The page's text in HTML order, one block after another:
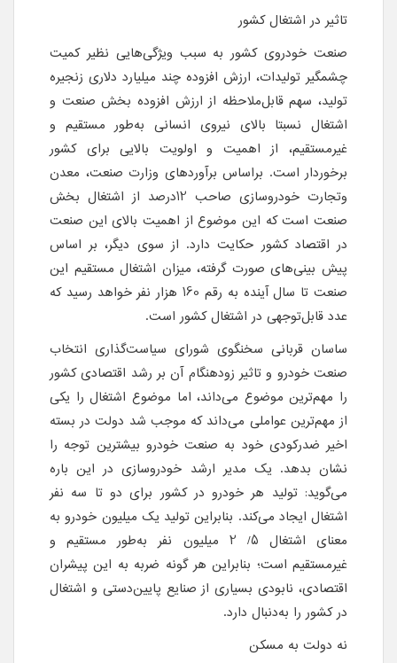
تاثیر در اشتغال کشور
صنعت خودروی کشور به سبب ویژگی‌هایی نظیر کمیت
چشمگیر تولیدات، ارزش افزوده چند میلیارد دلاری زنجیره
تولید، سهم قابل‌ملاحظه از ارزش افزوده بخش صنعت و
اشتغال نسبتا بالای نیروی انسانی به‌طور مستقیم و
غیرمستقیم، از اهمیت و اولویت بالایی برای کشور
برخوردار است. براساس برآوردهای وزارت صنعت، معدن
وتجارت خودروسازی صاحب 12درصد از اشتغال بخش
صنعت است که این موضوع از اهمیت بالای این صنعت
در اقتصاد کشور حکایت دارد. از سوی دیگر، بر اساس
پیش بینی‌های صورت گرفته، میزان اشتغال مستقیم این
صنعت تا سال آینده به رقم 160 هزار نفر خواهد رسید که
عدد قابل‌توجهی در اشتغال کشور است.
ساسان قربانی سخنگوی شورای سیاست‌گذاری انتخاب
صنعت خودرو و تاثیر زودهنگام آن بر رشد اقتصادی کشور
را مهم‌ترین موضوع می‌داند، اما موضوع اشتغال را یکی
از مهم‌ترین عواملی می‌داند که موجب شد دولت در بسته
اخیر ضدرکودی خود به صنعت خودرو بیشترین توجه را
نشان بدهد. یک مدیر ارشد خودروسازی در این باره
می‌گوید: تولید هر خودرو در کشور برای دو تا سه نفر
اشتغال ایجاد می‌کند. بنابراین تولید یک میلیون خودرو به
معنای اشتغال 5/ 2 میلیون نفر به‌طور مستقیم و
غیر‌مستقیم است؛ بنابراین هر گونه ضربه به این پیشران
اقتصادی، نابودی بسیاری از صنایع پایین‌دستی و اشتغال
در کشور را به‌دنبال دارد.
نه دولت به مسکن